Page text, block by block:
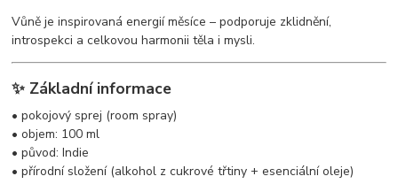
Vůně je inspirovaná energií měsíce – podporuje zklidnění,
introspekci a celkovou harmonii těla i mysli.
✨ Základní informace
• pokojový sprej (room spray)
• objem: 100 ml
• původ: Indie
• přírodní složení (alkohol z cukrové třtiny + esenciální oleje)